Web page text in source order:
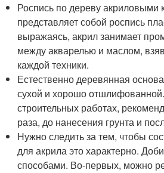
Роспись по дереву акриловыми
представляет собой роспись
выражаясь, акрил занимает
между акварелью и маслом,
каждой техники.
Естественно деревянная
сухой и хорошо
строительных работах,
раза, до нанесения грунта и
Нужно следить за тем, чтобы
для акрила это характерно.
способами. Во-первых, можно